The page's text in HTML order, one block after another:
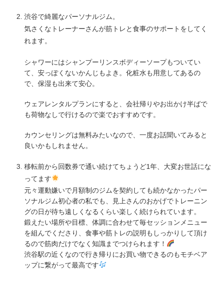
渋谷で綺麗なパーソナルジム。
気さくなトレーナーさんが筋トレと食事のサポートをしてく
れます。
シャワーにはシャンプーリンスボディーソープもついてい
て、安っぽくないかんじもよき。化粧水も用意してあるの
で、保湿も出来て安心。
ウェアレンタルプランにすると、会社帰りやお出かけ半ばで
も荷物なしで行けるので楽でおすすめです。
カウンセリングは無料みたいなので、一度お話聞いてみると
良いかもしれません。
移転前から回数券で通い続けてちょうど1年、大変お世話にな
ってます
元々運動嫌いで月額制のジムを契約しても続かなかったパー
ソナルジム初心者の私でも、見上さんのおかげでトレーニン
グの日が待ち遠しくなるくらい楽しく続けられています。
鍛えたい場所や目標、体調に合わせて毎セッションメニュー
を組んでくださり、食事や筋トレの説明もしっかりして頂け
るので筋肉だけでなく知識までつけられます！
渋谷駅の近くなので行き帰りにお買い物できるのもモチベア
ップに繋がって最高です